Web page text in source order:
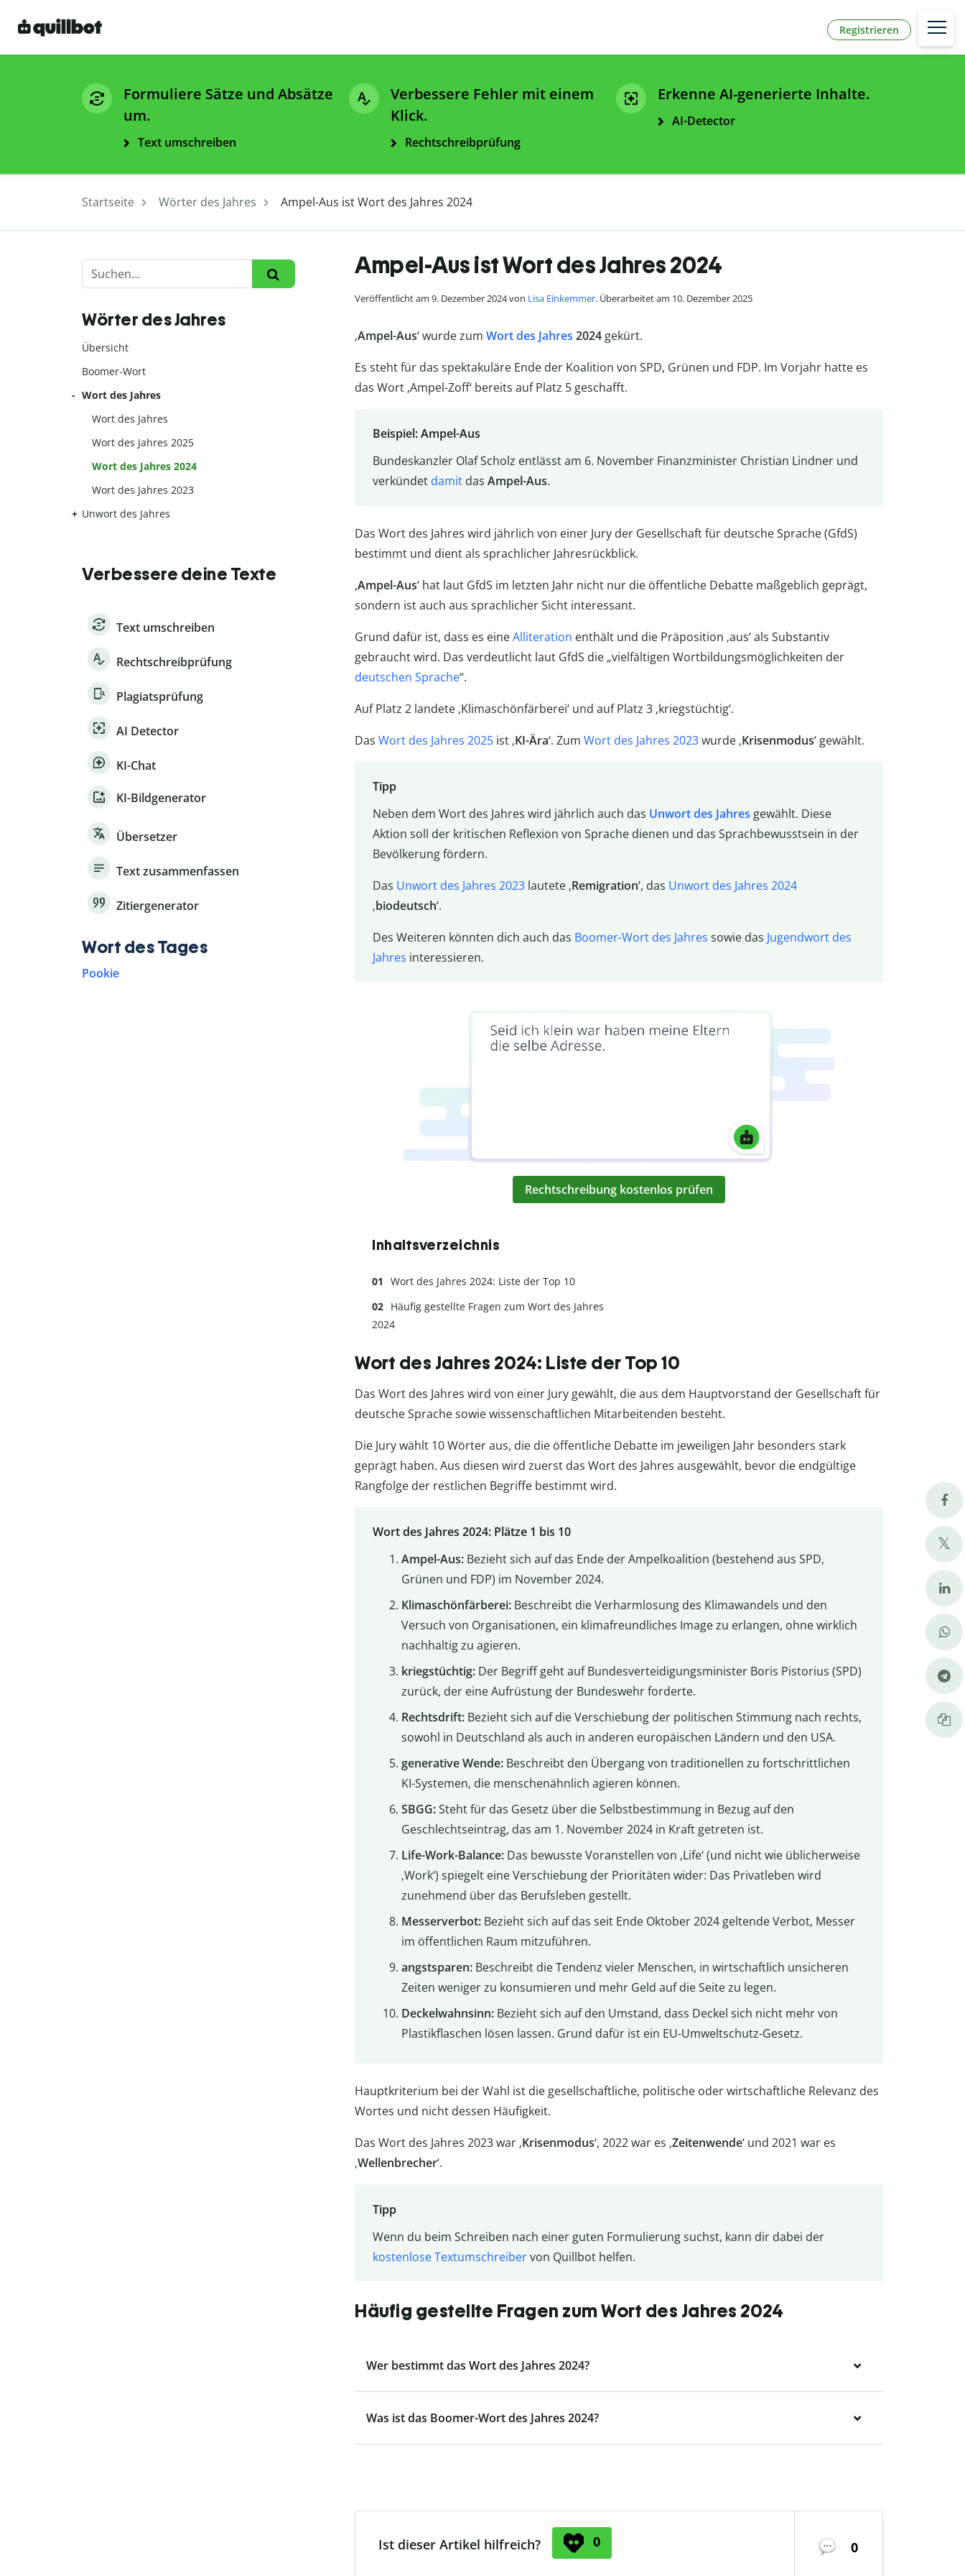
Registrieren
Formuliere Sätze und Absätze
um.
Text umschreiben
Verbessere Fehler mit einem
Klick.
Rechtschreibprüfung
Erkenne AI-generierte Inhalte.
AI-Detector
Startseite Wörter des Jahres Ampel-Aus ist Wort des Jahres 2024
Ampel-Aus ist Wort des Jahres 2024
Veröffentlicht am 9. Dezember 2024 von Lisa Einkemmer. Überarbeitet am 10. Dezember 2025
‚Ampel-Aus‘ wurde zum Wort des Jahres 2024 gekürt.
Es steht für das spektakuläre Ende der Koalition von SPD, Grünen und FDP. Im Vorjahr hatte es
das Wort ‚Ampel-Zoff‘ bereits auf Platz 5 geschafft.
Beispiel: Ampel-Aus
Bundeskanzler Olaf Scholz entlässt am 6. November Finanzminister Christian Lindner und
verkündet damitdas Ampel-Aus.
Das Wort des Jahres wird jährlich von einer Jury der Gesellschaft für deutsche Sprache (GfdS)
bestimmt und dient als sprachlicher Jahresrückblick.
‚Ampel-Aus‘ hat laut GfdS im letzten Jahr nicht nur die öffentliche Debatte maßgeblich geprägt,
sondern ist auch aus sprachlicher Sicht interessant.
Grund dafür ist, dass es eineAlliteration enthält und die Präposition ‚aus‘ als Substantiv
gebraucht wird. Das verdeutlicht laut GfdS die „vielfältigen Wortbildungsmöglichkeiten der
deutschen Sprache“.
Auf Platz 2 landete ‚Klimaschönfärberei‘ und auf Platz 3 ‚kriegstüchtig‘.
Das Wort des Jahres 2025 ist ‚KI-Ära‘. Zum Wort des Jahres 2023wurde ‚Krisenmodus‘ gewählt.
Tipp
Neben dem Wort des Jahres wird jährlich auch das Unwort des Jahres gewählt. Diese
Aktion soll der kritischen Reflexion von Sprache dienen und das Sprachbewusstsein in der
Bevölkerung fördern.
Das Unwort des Jahres 2023lautete ‚Remigration‘, das Unwort des Jahres 2024
‚biodeutsch‘.
Des Weiteren könnten dich auch das Boomer-Wort des Jahres sowie das Jugendwort des
Jahres interessieren.
Rechtschreibung kostenlos prüfen
Inhaltsverzeichnis
Wort des Jahres 2024: Liste der Top 10
Häufig gestellte Fragen zum Wort des Jahres
2024
Wort des Jahres 2024: Liste der Top 10
Das Wort des Jahres wird von einer Jury gewählt, die aus dem Hauptvorstand der Gesellschaft für
deutsche Sprache sowie wissenschaftlichen Mitarbeitenden besteht.
Die Jury wählt 10 Wörter aus, die die öffentliche Debatte im jeweiligen Jahr besonders stark
geprägt haben. Aus diesen wird zuerst das Wort des Jahres ausgewählt, bevor die endgültige
Rangfolge der restlichen Begriffe bestimmt wird.
Wort des Jahres 2024: Plätze 1 bis 10
Ampel-Aus: Bezieht sich auf das Ende der Ampelkoalition (bestehend aus SPD,
Grünen und FDP) im November 2024.
Klimaschönfärberei: Beschreibt die Verharmlosung des Klimawandels und den
Versuch von Organisationen, ein klimafreundliches Image zu erlangen, ohne wirklich
nachhaltig zu agieren.
kriegstüchtig: Der Begriff geht auf Bundesverteidigungsminister Boris Pistorius (SPD)
zurück, der eine Aufrüstung der Bundeswehr forderte.
Rechtsdrift: Bezieht sich auf die Verschiebung der politischen Stimmung nach rechts,
sowohl in Deutschland als auch in anderen europäischen Ländern und den USA.
generative Wende: Beschreibt den Übergang von traditionellen zu fortschrittlichen
KI-Systemen, die menschenähnlich agieren können.
SBGG:Steht für das Gesetz über die Selbstbestimmung in Bezug auf den
Geschlechtseintrag, das am 1. November 2024 in Kraft getreten ist.
Life-Work-Balance: Das bewusste Voranstellen von ‚Life‘ (und nicht wie üblicherweise
‚Work‘) spiegelt eine Verschiebung der Prioritäten wider: Das Privatleben wird
zunehmend über das Berufsleben gestellt.
Messerverbot: Bezieht sich auf das seit Ende Oktober 2024 geltende Verbot, Messer
im öffentlichen Raum mitzuführen.
angstsparen: Beschreibt die Tendenz vieler Menschen, in wirtschaftlich unsicheren
Zeiten weniger zu konsumieren und mehr Geld auf die Seite zu legen.
Deckelwahnsinn: Bezieht sich auf den Umstand, dass Deckel sich nicht mehr von
Plastikflaschen lösen lassen. Grund dafür ist ein EU-Umweltschutz-Gesetz.
Hauptkriterium bei der Wahl ist die gesellschaftliche, politische oder wirtschaftliche Relevanz des
Wortes und nicht dessen Häufigkeit.
Das Wort des Jahres 2023 war ‚Krisenmodus‘, 2022 war es ‚Zeitenwende‘ und 2021 war es
‚Wellenbrecher‘.
Tipp
Wenn du beim Schreiben nach einer guten Formulierung suchst, kann dir dabei der
kostenlose Textumschreibervon Quillbot helfen.
Häufig gestellte Fragen zum Wort des Jahres 2024
Wer bestimmt das Wort des Jahres 2024?
Was ist das Boomer-Wort des Jahres 2024?
Ist dieser Artikel hilfreich? 0 0
Wörter des Jahres
Übersicht
Boomer-Wort
Wort des Jahres
Wort des Jahres
Wort des Jahres 2025
Wort des Jahres 2024
Wort des Jahres 2023
Unwort des Jahres
Verbessere deine Texte
Text umschreiben
Rechtschreibprüfung
Plagiatsprüfung
AI Detector
KI-Chat
KI-Bildgenerator
Übersetzer
Text zusammenfassen
Zitiergenerator
Wort des Tages
Pookie